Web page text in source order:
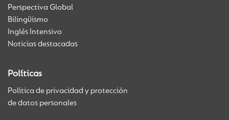
Perspectiva Global
Bilingüismo
Inglés Intensivo
Noticias destacadas
Políticas
Política de privacidad y protección
de datos personales